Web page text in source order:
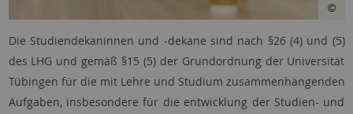
Die Studiendekaninnen und -dekane sind nach §26 (4) und (5)
des LHG und gemäß §15 (5) der Grundordnung der Universität
Tübingen für die mit Lehre und Studium zusammenhängenden
Aufgaben, insbesondere für die entwicklung der Studien- und